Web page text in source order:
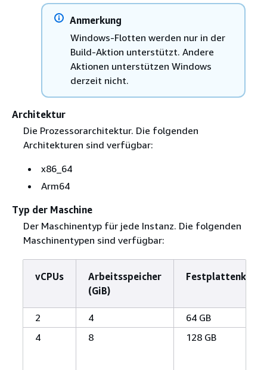
Anmerkung
Windows-Flotten werden nur in der
Build-Aktion unterstützt. Andere
Aktionen unterstützen Windows
derzeit nicht.
Architektur
Die Prozessorarchitektur. Die folgenden
Architekturen sind verfügbar:
x86_64
Arm64
Typ der Maschine
Der Maschinentyp für jede Instanz. Die folgenden
Maschinentypen sind verfügbar:
vCPUs
Arbeitsspeicher
(GiB)
2 4
64 GB
4
8 128 GB